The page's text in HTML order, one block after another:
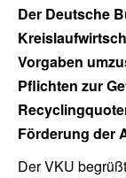
Der Deutsche
Vorgaben
Pflichten zur
Förderung der
Der VKU